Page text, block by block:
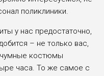
поликлиники.
у нас предостаточно,
– не только вас,
костюмы
часа. То же самое с